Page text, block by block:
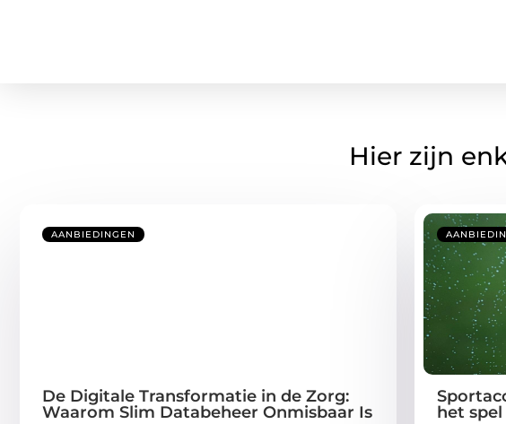
Hier zijn
AANBIEDINGEN
De Digitale Transformatie in de Zorg:
Waarom Slim Databeheer Onmisbaar Is
het spel